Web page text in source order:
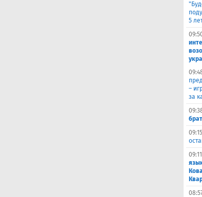
5
–
за
09:15
09:11